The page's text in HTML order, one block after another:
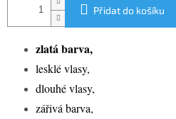
Přidat do košíku
zlatá barva,
lesklé vlasy,
dlouhé vlasy,
zářivá barva,